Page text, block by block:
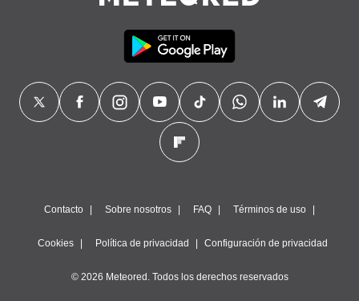
Contacto Sobre nosotros FAQ Términos de uso
Cookies Política de privacidad Configuración de privacidad
© 2026 Meteored. Todos los derechos reservados